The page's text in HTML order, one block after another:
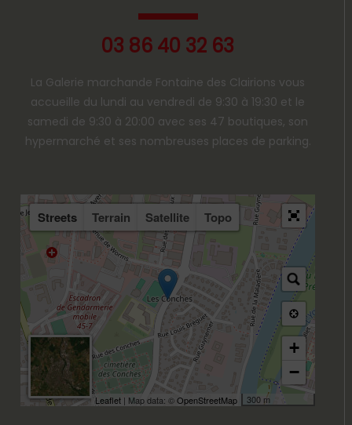
03 86 40 32 63
La Galerie marchande Fontaine des Clairions vous
accueille du lundi au vendredi de 9:30 à 19:30 et le
samedi de 9:30 à 20:00 avec ses 47 boutiques, son
hypermarché et ses nombreuses places de parking.
Streets Terrain Satellite Topo
+
−
300 m
Leaflet | Map data: ©OpenStreetMap